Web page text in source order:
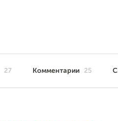
27 Комментарии 25